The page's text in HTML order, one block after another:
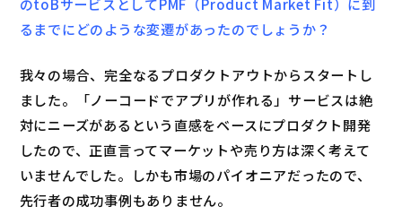
るまでにどのような変遷があったのでしょうか？
我々の場合、完全なるプロダクトアウトからスタートし
ました。「ノーコードでアプリが作れる」サービスは絶
対にニーズがあるという直感をベースにプロダクト開発
したので、正直言ってマーケットや売り方は深く考えて
いませんでした。しかも市場のパイオニアだったので、
先行者の成功事例もありません。